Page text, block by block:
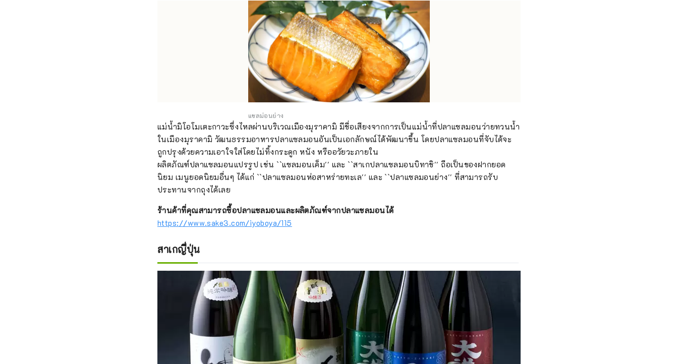
แซลม่อนย่าง
แม่น้ำมิโอโมเตะกาวะซึ่งไหลผ่านบริเวณเมืองมุราคามิ มีชื่อเสียงจากการเป็นแม่น้ำที่ปลาแซลมอนว่ายทวนน้ำ
ในเมืองมุราคามิ วัฒนธรรมอาหารปลาแซลมอนอันเป็นเอกลักษณ์ได้พัฒนาขึ้น โดยปลาแซลมอนที่จับได้จะ
ถูกปรุงด้วยความเอาใจใส่โดยไม่ทิ้งกระดูก หนัง หรืออวัยวะภายใน
ผลิตภัณฑ์ปลาแซลมอนแปรรูป เช่น ``แซลมอนเค็ม'' และ ``สาเกปลาแซลมอนบิทาชิ'' ถือเป็นของฝากยอด
นิยม เมนูยอดนิยมอื่นๆ ได้แก่ ``ปลาแซลมอนห่อสาหร่ายทะเล'' และ ``ปลาแซลมอนย่าง'' ที่สามารถรับ
ประทานจากถุงได้เลย
ร้านค้าที่คุณสามารถซื้อปลาแซลมอนและผลิตภัณฑ์จากปลาแซลมอนได้
https://www.sake3.com/iyoboya/115
สาเกญี่ปุ่น